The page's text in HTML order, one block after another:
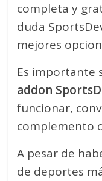
completa y
duda
mejores
Es importante
addon
funcionar,
complemento
A pesar de
de deportes